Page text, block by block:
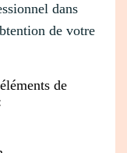
dans
de votre
de